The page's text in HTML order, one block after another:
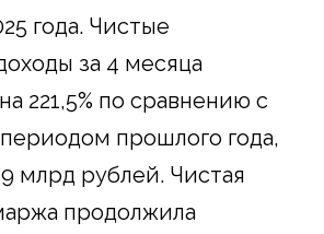
года. Чистые
за 4 месяца
221,5% по сравнению с
прошлого года,
млрд рублей. Чистая
продолжила